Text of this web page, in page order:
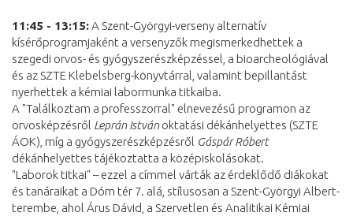
11:45 - 13:15:A Szent-Györgyi-verseny alternatív
kísérőprogramjaként a versenyzők megismerkedhettek a
szegedi orvos- és gyógyszerészképzéssel, a bioarcheológiával
és az SZTE Klebelsberg-könyvtárral, valamint bepillantást
nyerhettek a kémiai labormunka titkaiba.
A "Találkoztam a professzorral" elnevezésű programon az
orvosképzésről Leprán Istvánoktatási dékánhelyettes (SZTE
ÁOK), míg a gyógyszerészképzésről Gáspár Róbert
dékánhelyettes tájékoztatta a középiskolásokat.
"Laborok titkai" – ezzel a címmel várták az érdeklődő diákokat
és tanáraikat a Dóm tér 7. alá, stílusosan a Szent-Györgyi Albert-
terembe, ahol Árus Dávid, a Szervetlen és Analitikai Kémiai